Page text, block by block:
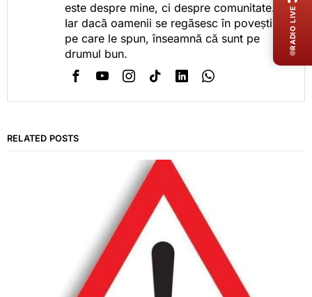
este despre mine, ci despre comunitate.
Iar dacă oamenii se regăsesc în poveștile
pe care le spun, înseamnă că sunt pe
drumul bun.
RELATED POSTS
RADIO LIVE